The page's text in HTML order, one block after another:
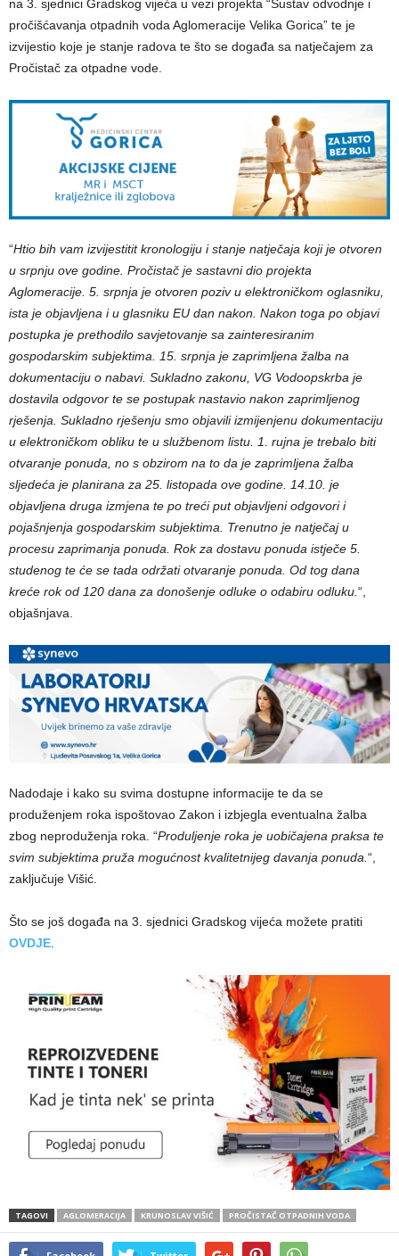
na 3. sjednici Gradskog vijeća u vezi projekta “Sustav odvodnje i
pročišćavanja otpadnih voda Aglomeracije Velika Gorica” te je
izvijestio koje je stanje radova te što se događa sa natječajem za
Pročistač za otpadne vode.
“Htio bih vam izvijestitit kronologiju i stanje natječaja koji je otvoren
u srpnju ove godine. Pročistač je sastavni dio projekta
Aglomeracije. 5. srpnja je otvoren poziv u elektroničkom oglasniku,
ista je objavljena i u glasniku EU dan nakon. Nakon toga po objavi
postupka je prethodilo savjetovanje sa zainteresiranim
gospodarskim subjektima. 15. srpnja je zaprimljena žalba na
dokumentaciju o nabavi. Sukladno zakonu, VG Vodoopskrba je
dostavila odgovor te se postupak nastavio nakon zaprimljenog
rješenja. Sukladno rješenju smo objavili izmijenjenu dokumentaciju
u elektroničkom obliku te u službenom listu. 1. rujna je trebalo biti
otvaranje ponuda, no s obzirom na to da je zaprimljena žalba
sljedeća je planirana za 25. listopada ove godine. 14.10. je
objavljena druga izmjena te po treći put objavljeni odgovori i
pojašnjenja gospodarskim subjektima. Trenutno je natječaj u
procesu zaprimanja ponuda. Rok za dostavu ponuda istječe 5.
studenog te će se tada održati otvaranje ponuda. Od tog dana
kreće rok od 120 dana za donošenje odluke o odabiru odluku. “,
objašnjava.
Nadodaje i kako su svima dostupne informacije te da se
produženjem roka ispoštovao Zakon i izbjegla eventualna žalba
zbog neproduženja roka. “Produljenje roka je uobičajena praksa te
svim subjektima pruža mogućnost kvalitetnijeg davanja ponuda.“,
zaključuje Višić.
Što se još događa na 3. sjednici Gradskog vijeća možete pratiti
OVDJE.
TAGOVI AGLOMERACIJA KRUNOSLAV VIŠIĆ PROČISTAČ OTPADNIH VODA